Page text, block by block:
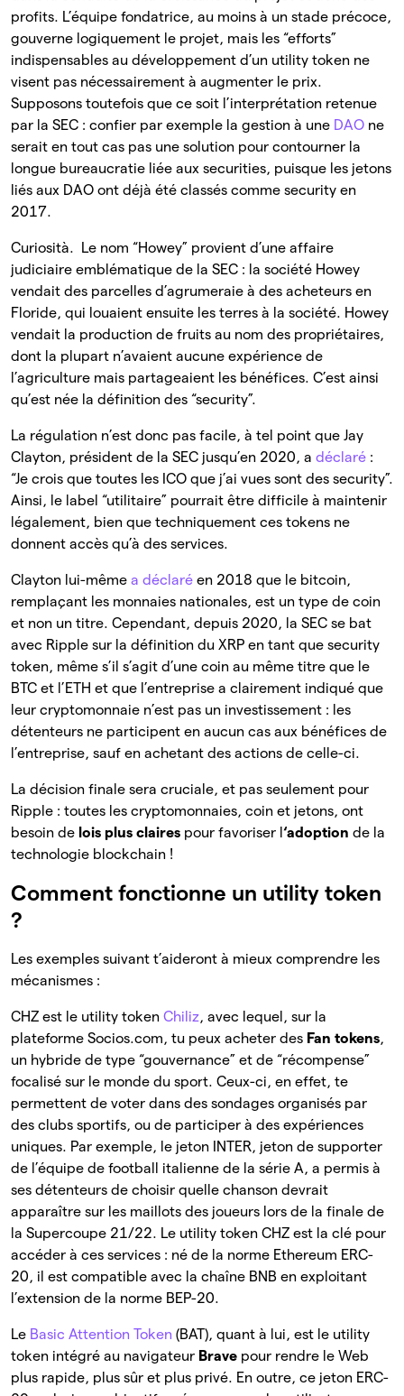
profits. L’équipe fondatrice, au moins à un stade précoce,
gouverne logiquement le projet, mais les “efforts”
indispensables au développement d’un utility token ne
visent pas nécessairement à augmenter le prix.
Supposons toutefois que ce soit l’interprétation retenue
par la SEC : confier par exemple la gestion à une DAO ne
serait en tout cas pas une solution pour contourner la
longue bureaucratie liée aux securities, puisque les jetons
liés aux DAO ont déjà été classés comme security en
2017.
Curiosità. Le nom “Howey” provient d’une affaire
judiciaire emblématique de la SEC : la société Howey
vendait des parcelles d’agrumeraie à des acheteurs en
Floride, qui louaient ensuite les terres à la société. Howey
vendait la production de fruits au nom des propriétaires,
dont la plupart n’avaient aucune expérience de
l’agriculture mais partageaient les bénéfices. C’est ainsi
qu’est née la définition des “security”.
La régulation n’est donc pas facile, à tel point que Jay
Clayton, président de la SEC jusqu’en 2020, a déclaré :
“Je crois que toutes les ICO que j’ai vues sont des security”.
Ainsi, le label “utilitaire” pourrait être difficile à maintenir
légalement, bien que techniquement ces tokens ne
donnent accès qu’à des services.
Clayton lui-même a déclaré en 2018 que le bitcoin,
remplaçant les monnaies nationales, est un type de coin
et non un titre. Cependant, depuis 2020, la SEC se bat
avec Ripple sur la définition du XRP en tant que security
token, même s’il s’agit d’une coin au même titre que le
BTC et l’ETH et que l’entreprise a clairement indiqué que
leur cryptomonnaie n’est pas un investissement : les
détenteurs ne participent en aucun cas aux bénéfices de
l’entreprise, sauf en achetant des actions de celle-ci.
La décision finale sera cruciale, et pas seulement pour
Ripple : toutes les cryptomonnaies, coin et jetons, ont
besoin de lois plus claires pour favoriser l ‘adoption de la
technologie blockchain !
Comment fonctionne un utility token
?
Les exemples suivant t’aideront à mieux comprendre les
mécanismes :
CHZ est le utility token Chiliz, avec lequel, sur la
plateforme Socios.com, tu peux acheter des Fan tokens,
un hybride de type “gouvernance” et de “récompense”
focalisé sur le monde du sport. Ceux-ci, en effet, te
permettent de voter dans des sondages organisés par
des clubs sportifs, ou de participer à des expériences
uniques. Par exemple, le jeton INTER, jeton de supporter
de l’équipe de football italienne de la série A, a permis à
ses détenteurs de choisir quelle chanson devrait
apparaître sur les maillots des joueurs lors de la finale de
la Supercoupe 21/22. Le utility token CHZ est la clé pour
accéder à ces services : né de la norme Ethereum ERC-
20, il est compatible avec la chaîne BNB en exploitant
l’extension de la norme BEP-20.
Le Basic Attention Token (BAT), quant à lui, est le utility
token intégré au navigateur Brave pour rendre le Web
plus rapide, plus sûr et plus privé. En outre, ce jeton ERC-